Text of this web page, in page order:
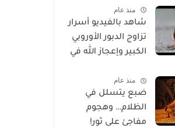
منذ عام
شاهد بالفيديو أسرار
تزاوج الدبور الأوروبي
الكبير وإعجاز الله في
منذ عام
ضبع يتسلل في
الظلام… وهجوم
مفاجئ على ثور!